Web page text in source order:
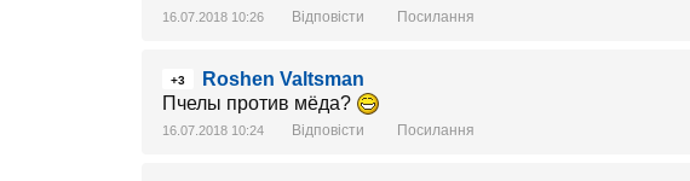
16.07.2018 10:26 Відповісти Посилання
+3
Roshen Valtsman
Пчелы против мёда?
16.07.2018 10:24 Відповісти Посилання